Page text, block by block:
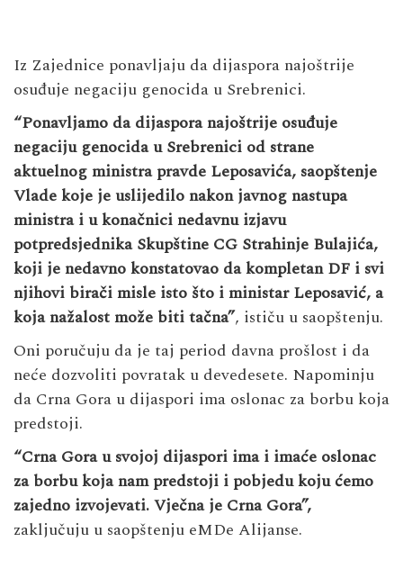
Iz Zajednice ponavljaju da dijaspora najoštrije
osuđuje negaciju genocida u Srebrenici.
“Ponavljamo da dijaspora najoštrije osuđuje
negaciju genocida u Srebrenici od strane
aktuelnog ministra pravde Leposavića, saopštenje
Vlade koje je uslijedilo nakon javnog nastupa
ministra i u konačnici nedavnu izjavu
potpredsjednika Skupštine CG Strahinje Bulajića,
koji je nedavno konstatovao da kompletan DF i svi
njihovi birači misle isto što i ministar Leposavić, a
koja nažalost može biti tačna”, ističu u saopštenju.
Oni poručuju da je taj period davna prošlost i da
neće dozvoliti povratak u devedesete. Napominju
da Crna Gora u dijaspori ima oslonac za borbu koja
predstoji.
“Crna Gora u svojoj dijaspori ima i imaće oslonac
za borbu koja nam predstoji i pobjedu koju ćemo
zajedno izvojevati. Vječna je Crna Gora”,
zaključuju u saopštenju eMDe Alijanse.